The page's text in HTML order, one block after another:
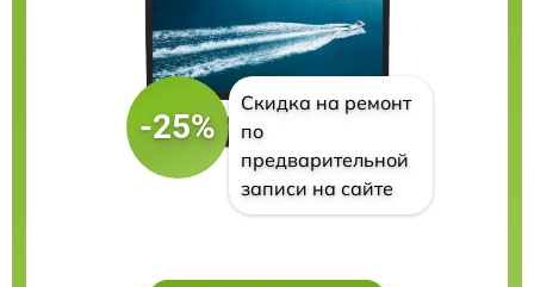
-25%
Скидка на ремонт
по
предварительной
записи на сайте